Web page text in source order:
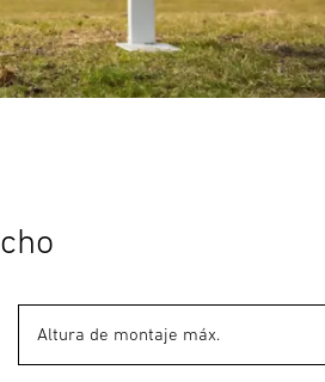
Altura de montaje máx.